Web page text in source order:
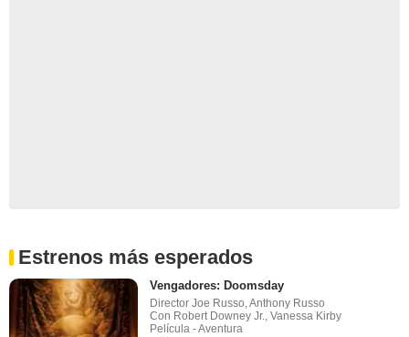
Estrenos más esperados
Vengadores: Doomsday
Director Joe Russo, Anthony Russo
Con Robert Downey Jr., Vanessa Kirby
Película - Aventura